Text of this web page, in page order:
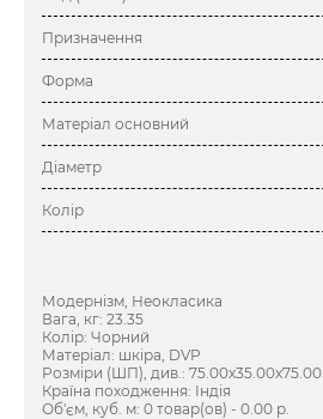
Призначення
Форма
Матеріал основний
Діаметр
Колір
Модернізм, Неокласика
Вага, кг: 23.35
Колір: Чорний
Матеріал: шкіра, DVP
Розміри (ШП), див.: 75.00x35.00x75.00
Країна походження: Індія
Об'єм, куб. м: 0 товар(ов) - 0.00 р.